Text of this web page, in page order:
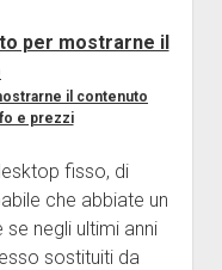
il contenuto
e prezzi
fisso, di
che abbiate un
negli ultimi anni
sostituiti da